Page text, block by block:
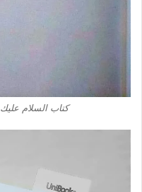
كتاب السلام